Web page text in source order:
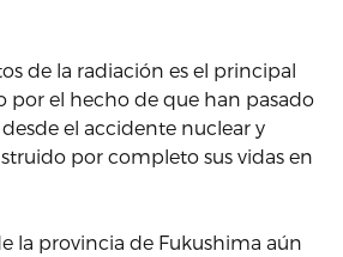
de la radiación es el principal
por el hecho de que han pasado
el accidente nuclear y
por completo sus vidas en
la provincia de Fukushima aún